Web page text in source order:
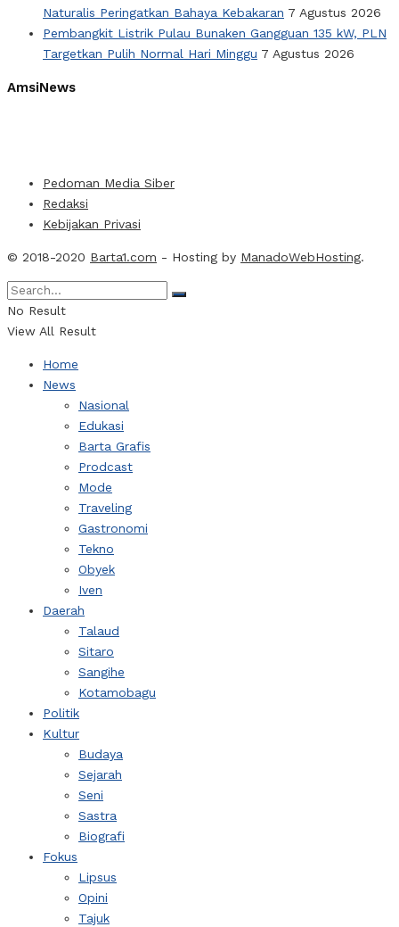
Naturalis Peringatkan Bahaya Kebakaran 7 Agustus 2026
Pembangkit Listrik Pulau Bunaken Gangguan 135 kW, PLN
Targetkan Pulih Normal Hari Minggu 7 Agustus 2026
AmsiNews
Pedoman Media Siber
Redaksi
Kebijakan Privasi
© 2018-2020 Barta1.com - Hosting by ManadoWebHosting.
No Result
View All Result
Home
News
Nasional
Edukasi
Barta Grafis
Prodcast
Mode
Traveling
Gastronomi
Tekno
Obyek
Iven
Daerah
Talaud
Sitaro
Sangihe
Kotamobagu
Politik
Kultur
Budaya
Sejarah
Seni
Sastra
Biografi
Fokus
Lipsus
Opini
Tajuk